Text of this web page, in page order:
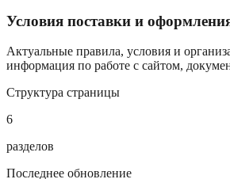
Условия поставки и
Актуальные правила, условия и
информация по работе с сайтом,
Структура страницы
6
разделов
Последнее обновление